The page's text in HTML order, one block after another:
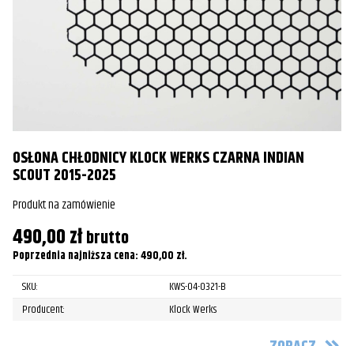
OSŁONA CHŁODNICY KLOCK WERKS CZARNA INDIAN
SCOUT 2015-2025
Produkt na zamówienie
490,00złbrutto
Poprzednia najniższa cena:490,00 zł.
SKU:
KWS-04-0321-B
Producent:
Klock Werks